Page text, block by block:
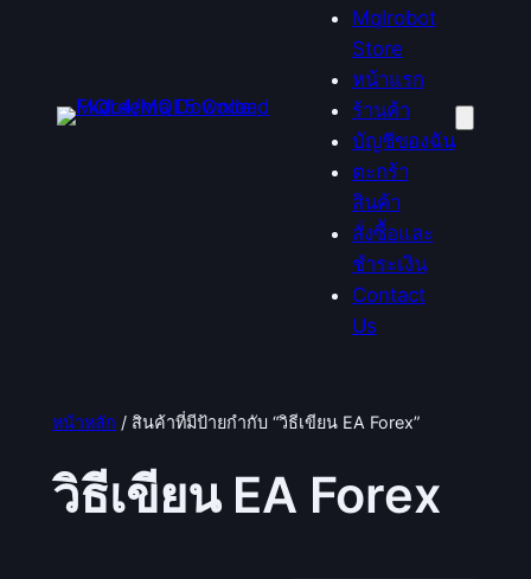
Mqlrobot
Store
หน้าแรก
ร้านค้า
บัญชีของฉัน
ตะกร้า
สินค้า
สั่งซื้อและ
ชำระเงิน
Contact
Us
หน้าหลัก / สินค้าที่มีป้ายกำกับ “วิธีเขียน EA Forex”
วิธีเขียน EA Forex